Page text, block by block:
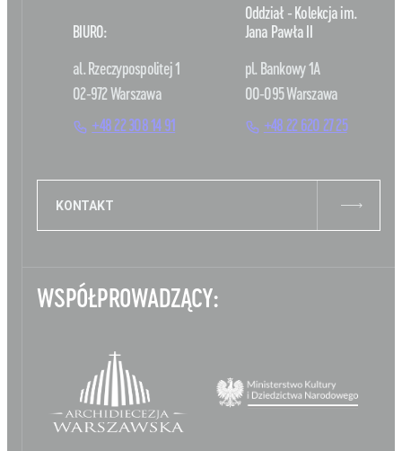
BIURO:
al. Rzeczypospolitej 1
02-972 Warszawa
+48 22 308 14 91
Oddział - Kolekcja im.
Jana Pawła II
pl. Bankowy 1A
00-095 Warszawa
+48 22 620 27 25
KONTAKT
WSPÓŁPROWADZĄCY: